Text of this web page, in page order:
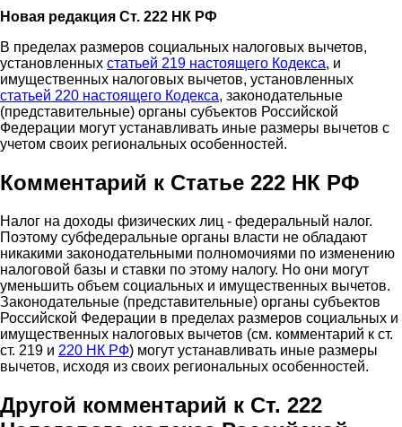
Новая редакция Ст. 222 НК РФ
В пределах размеров социальных налоговых вычетов,
установленных статьей 219 настоящего Кодекса, и
имущественных налоговых вычетов, установленных
статьей 220 настоящего Кодекса, законодательные
(представительные) органы субъектов Российской
Федерации могут устанавливать иные размеры вычетов с
учетом своих региональных особенностей.
Комментарий к Статье 222 НК РФ
Налог на доходы физических лиц - федеральный налог.
Поэтому субфедеральные органы власти не обладают
никакими законодательными полномочиями по изменению
налоговой базы и ставки по этому налогу. Но они могут
уменьшить объем социальных и имущественных вычетов.
Законодательные (представительные) органы субъектов
Российской Федерации в пределах размеров социальных и
имущественных налоговых вычетов (см. комментарий к ст.
ст. 219 и 220 НК РФ) могут устанавливать иные размеры
вычетов, исходя из своих региональных особенностей.
Другой комментарий к Ст. 222